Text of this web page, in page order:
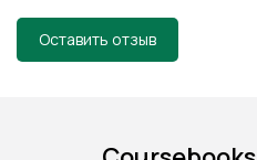
Оставить отзыв